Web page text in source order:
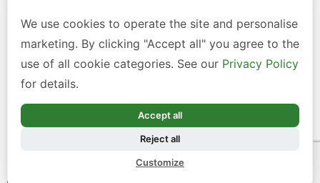
We use cookies to operate the site and personalise
marketing. By clicking "Accept all" you agree to the
use of all cookie categories. See our Privacy Policy
for details.
Accept all
Reject all
Customize
*Alle Preise inkl. gesetzl. Mehrwertsteuer zzgl.
Allgemeine Geschäftsbedingungen (AGB)
Datenschutzerklärung
Impressum
Widerrufsrecht